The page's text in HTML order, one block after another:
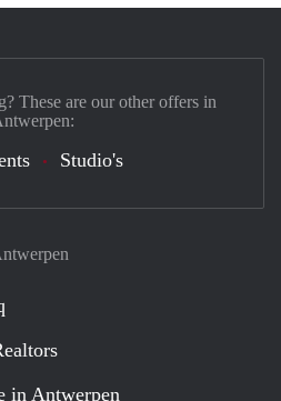
in Antwerpen
These are our other offers in
Studio's